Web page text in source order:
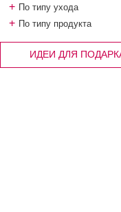
+ По типу ухода
+ По типу продукта
ИДЕИ ДЛЯ